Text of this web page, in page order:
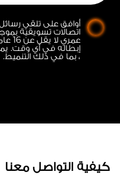
أوافق على تلقي
اتصالات تسويقية
إبطاله في أي وقت.
، بما في ذلك التنميط.
كيفية التواصل معنا